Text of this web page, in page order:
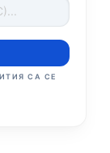
СА СЕ